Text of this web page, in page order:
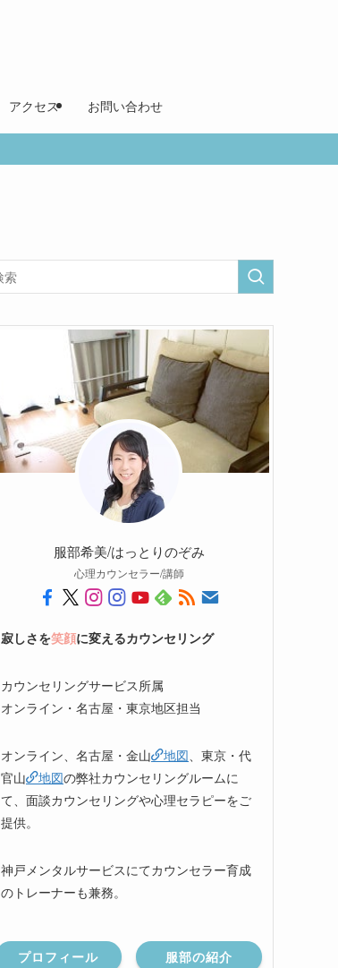
アクセス お問い合わせ
服部希美/はっとりのぞみ
心理カウンセラー/講師
寂しさを笑顔に変えるカウンセリング
カウンセリングサービス所属
オンライン・名古屋・東京地区担当
オンライン、名古屋・金山 地図、東京・代
官山
地図の弊社カウンセリングルームに
て、面談カウンセリングや心理セラピーをご
提供。
神戸メンタルサービスにてカウンセラー育成
のトレーナーも兼務。
プロフィール 服部の紹介